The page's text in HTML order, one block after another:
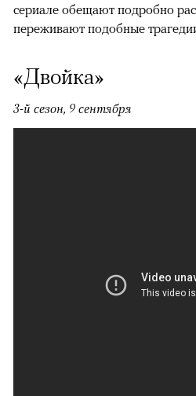
сериале обещают подробно
переживают подобные
«Двойка»
3-й сезон, 9 сентября